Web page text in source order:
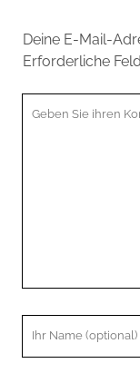
Deine E-Mail-
Erforderliche